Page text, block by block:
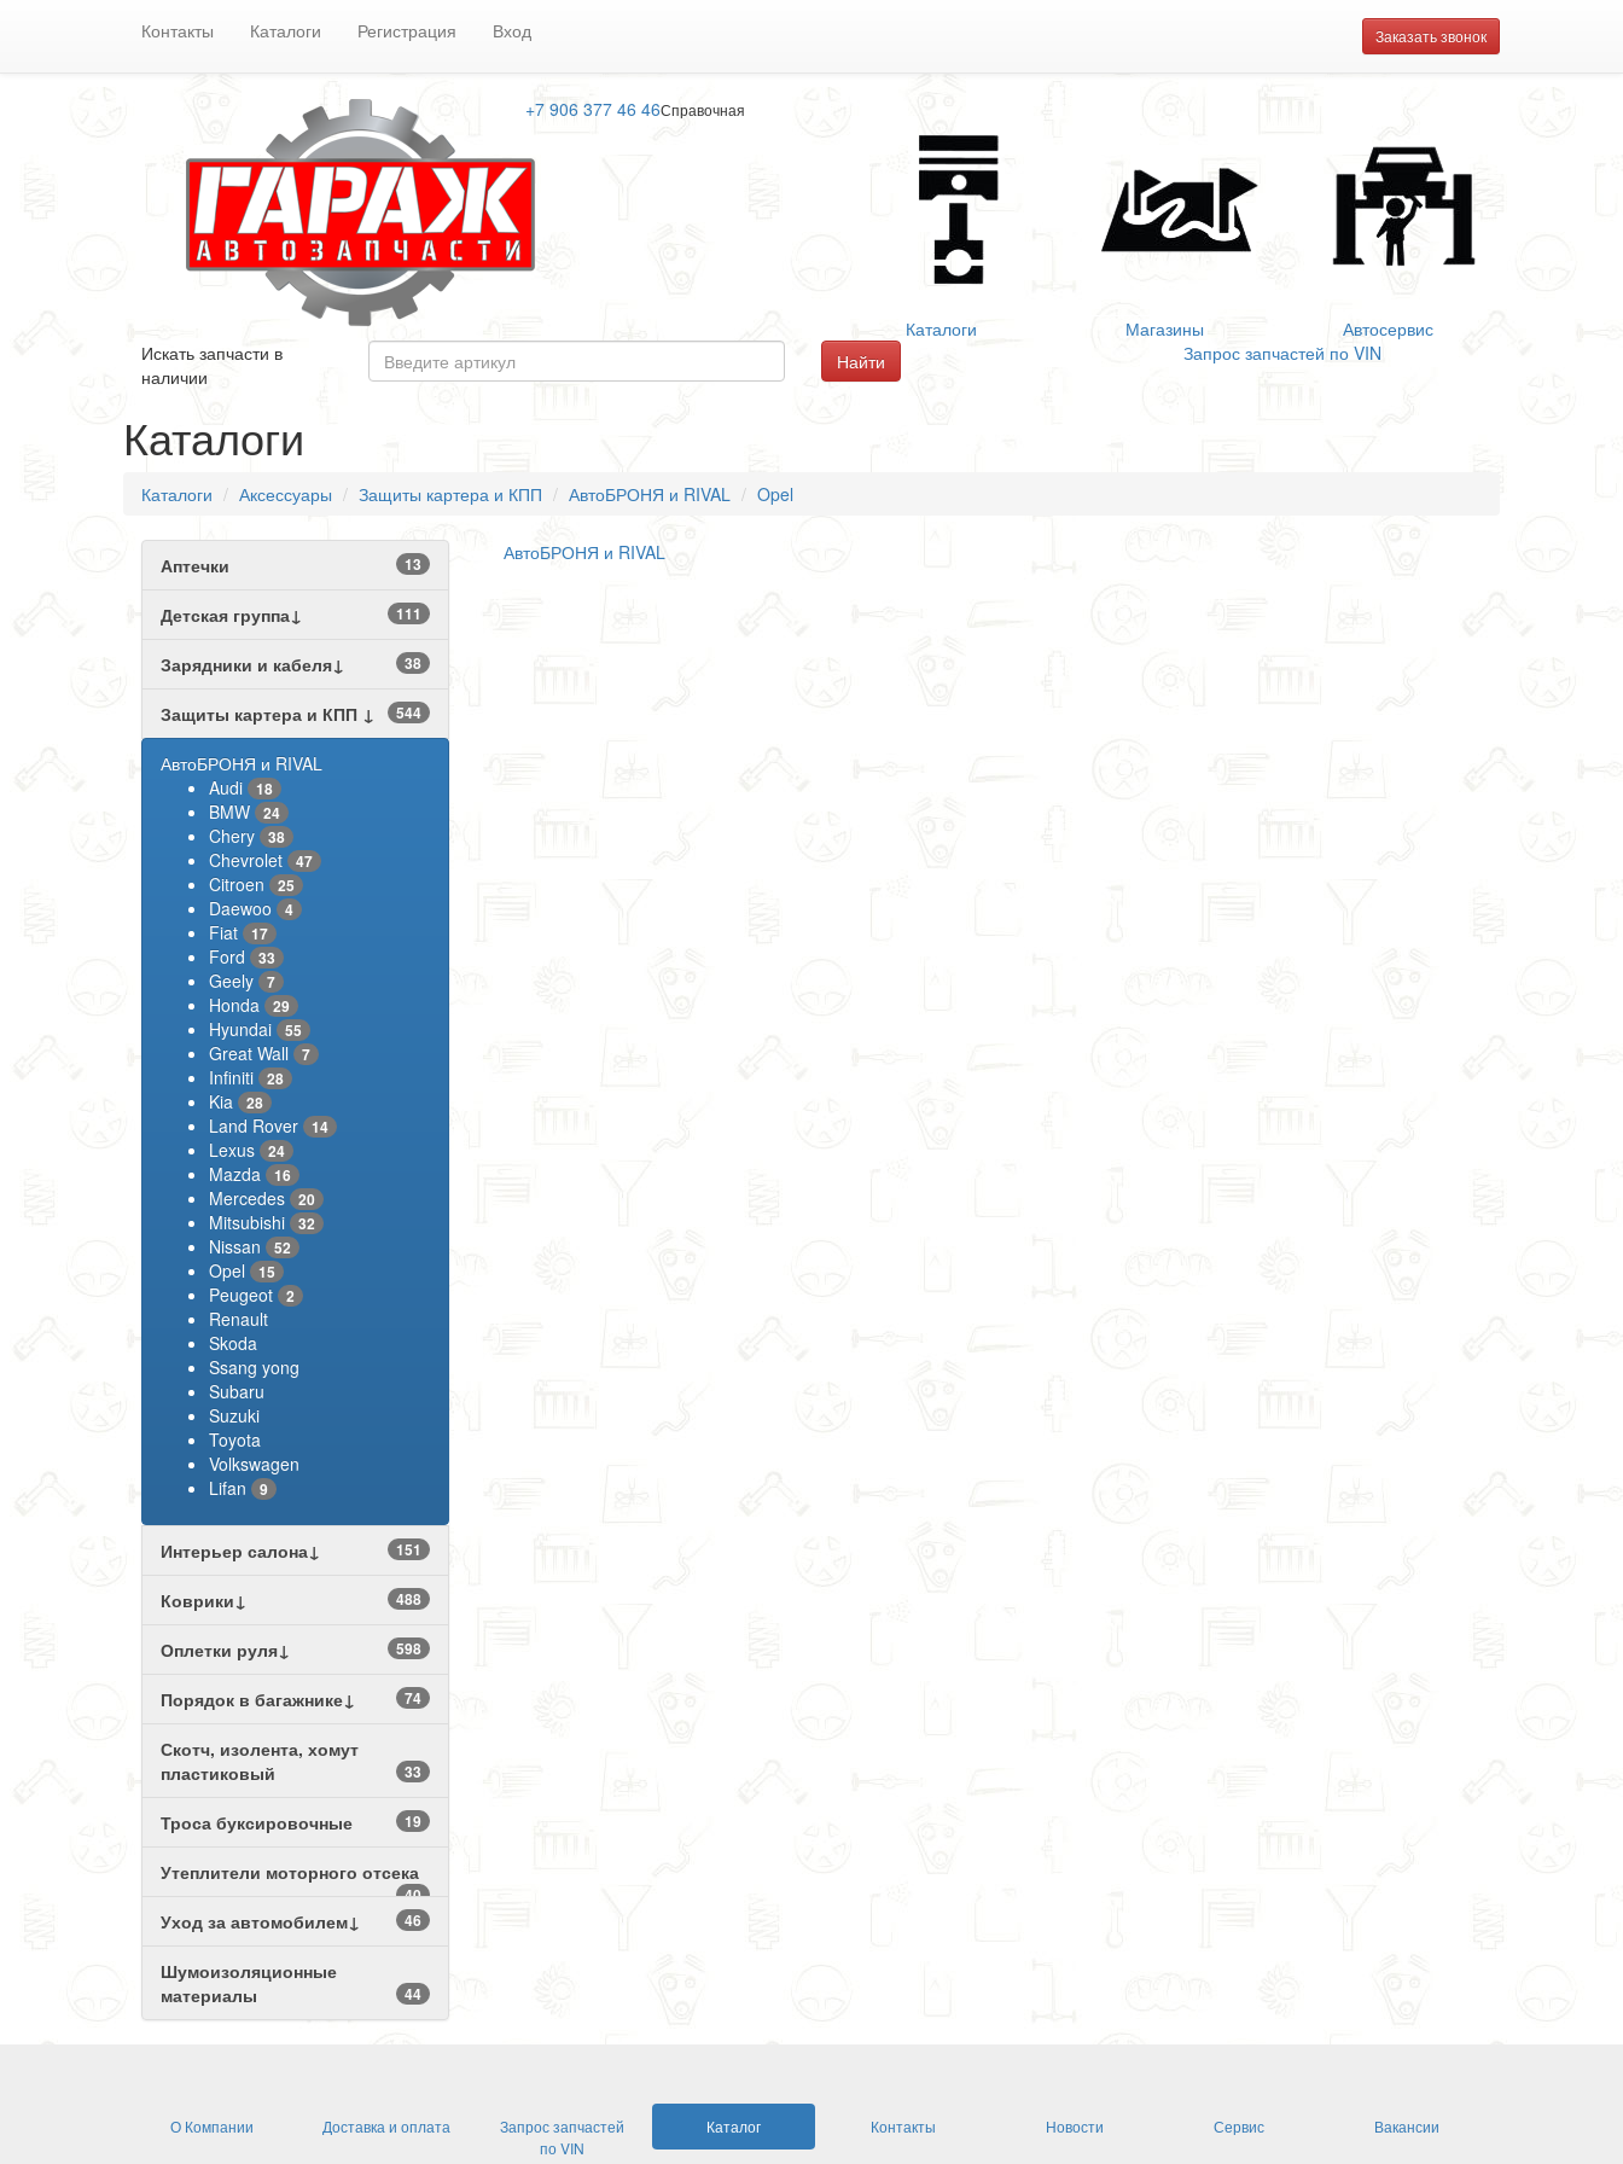
Контакты Каталоги Регистрация Вход Заказать звонок
+7 906 377 46 46Справочная
Каталоги Магазины
Автосервис
Искать запчасти в
наличии
Запрос запчастей по VIN
Каталоги
Каталоги Аксессуары Защиты картера и КПП АвтоБРОНЯ и RIVAL Opel
Аптечки 13
Детская группа↓ 111
Зарядники и кабеля↓ 38
Защиты картера и КПП ↓ 544
АвтоБРОНЯ и RIVAL
Audi
18
BMW 24
Chery 38
Chevrolet 47
Citroen 25
Daewoo 4
Fiat 17
Ford 33
Geely 7
Honda 29
Hyundai 55
Great Wall 7
Infiniti 28
Kia 28
Land Rover 14
Lexus 24
Mazda 16
Mercedes 20
Mitsubishi 32
Nissan 52
Opel 15
Peugeot 2
Renault
Skoda
Ssang yong
Subaru
Suzuki
Toyota
Volkswagen
Lifan
9
Интерьер салона↓ 151
Коврики↓ 488
Оплетки руля↓ 598
Порядок в багажнике↓ 74
Скотч, изолента, хомут
пластиковый
33
Троса буксировочные 19
Утеплители моторного отсека
40
Уход за автомобилем↓ 46
Шумоизоляционные
материалы
44
АвтоБРОНЯ и RIVAL
О Компании Доставка и оплата
Запрос запчастей
по VIN
Каталог Контакты Новости Сервис Вакансии